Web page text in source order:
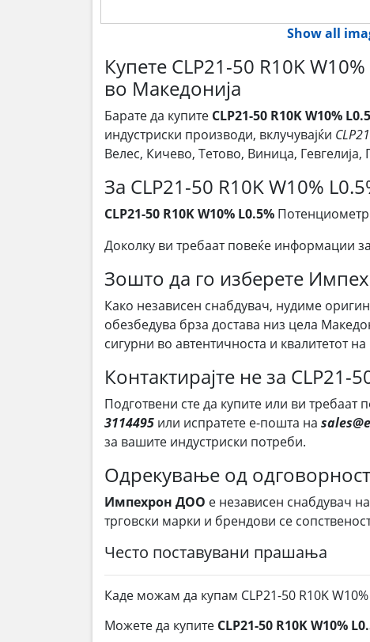
Show all
Купете CLP21-50 R10K
во Македонија
Барате да купите CLP21-50 R10K W10%
индустриски производи, вклучувајќи
Велес, Кичево, Тетово, Виница,
За CLP21-50 R10K W10%
CLP21-50 R10K W10% L0.5%
Доколку ви требаат повеќе информации за
Зошто да го изберете
Како независен снабдувач, нудиме
обезбедува брза достава низ цела
сигурни во автентичноста и квалитетот
Контактирајте не за CLP21-
Подготвени сте да купите или ви требаат
3114495 или испратете е-пошта на
за вашите индустриски потреби.
Одрекување од одговорност
Импехрон ДОО е независен снабдувач
трговски марки и брендови се
Често поставувани прашања
Каде можам да купам CLP21-50 R10K
Можете да купите CLP21-50 R10K W10%